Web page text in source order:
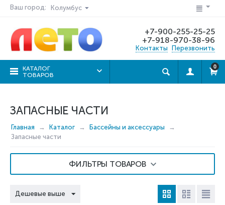
Ваш город: Колумбус
+7-900-255-25-25
+7-918-970-38-96
Контакты Перезвонить
КАТАЛОГ
ТОВАРОВ
0
ЗАПАСНЫЕ ЧАСТИ
Главная Каталог
Бассейны и аксессуары
Запасные части
ФИЛЬТРЫ ТОВАРОВ
Дешевые выше